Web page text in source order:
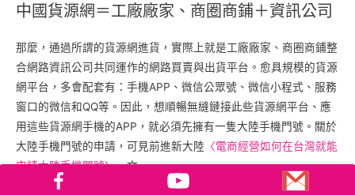
中國貨源網＝工廠廠家、商圈商鋪＋資訊公司
那麼，通過所謂的貨源網進貨，實際上就是工廠廠家、商圈商鋪整
合網路資訊公司共同運作的網路買賣與出貨平台。愈具規模的貨源
網平台，多會配套有：手機APP、微信公眾號、微信小程式、服務
窗口的微信和QQ等。因此，想順暢無縫鏈接此些貨源網平台、應
用這些貨源網手機的APP，就必須先擁有一隻大陸手機門號。關於
大陸手機門號的申請，可見前進新大陸 〈電商經營如何在台灣就能
申請大陸手機門號〉一文。